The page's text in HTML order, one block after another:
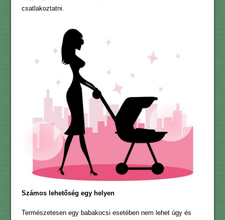
csatlakoztatni.
Számos lehetőség egy helyen
Természetesen egy babakocsi esetében nem lehet úgy és